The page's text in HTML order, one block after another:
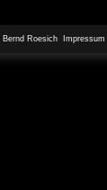
Bernd Roesich Impressum